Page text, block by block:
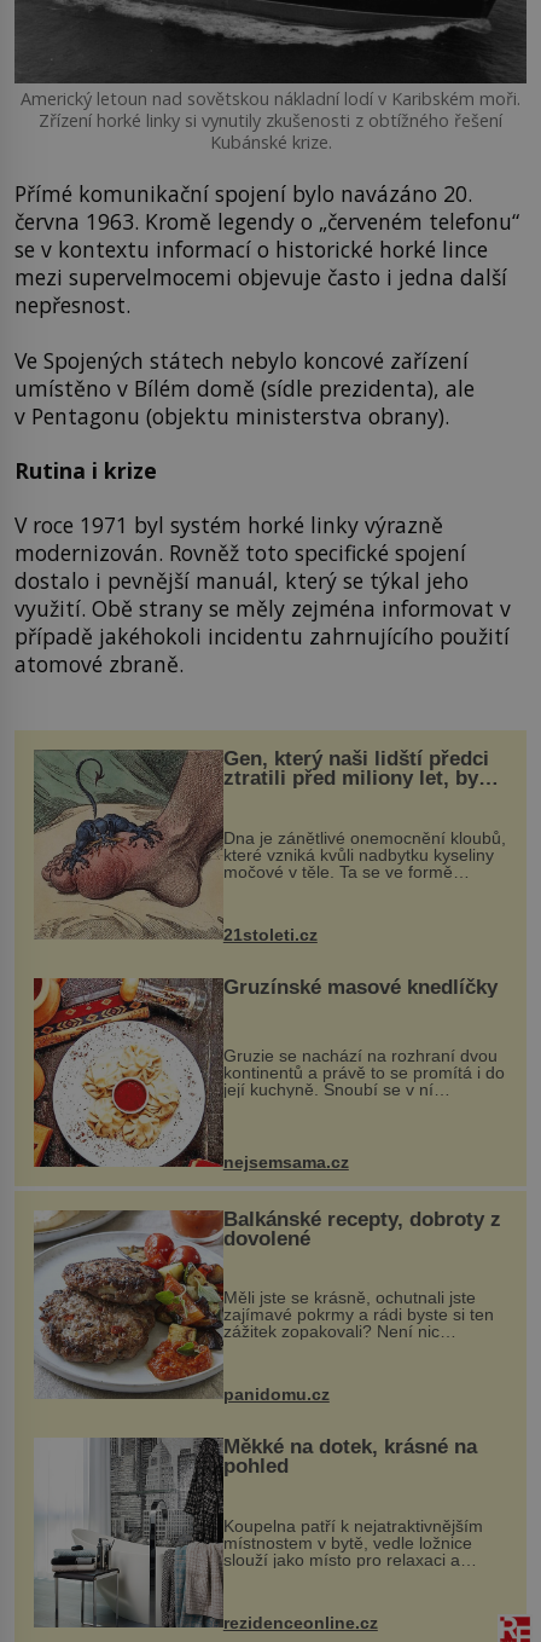
Americký letoun nad sovětskou nákladní lodí v Karibském moři.
Zřízení horké linky si vynutily zkušenosti z obtížného řešení
Kubánské krize.
Přímé komunikační spojení bylo navázáno 20.
června 1963. Kromě legendy o „červeném telefonu“
se v kontextu informací o historické horké lince
mezi supervelmocemi objevuje často i jedna další
nepřesnost.
Ve Spojených státech nebylo koncové zařízení
umístěno v Bílém domě (sídle prezidenta), ale
v Pentagonu (objektu ministerstva obrany).
Rutina i krize
V roce 1971 byl systém horké linky výrazně
modernizován. Rovněž toto specifické spojení
dostalo i pevnější manuál, který se týkal jeho
využití. Obě strany se měly zejména informovat v
případě jakéhokoli incidentu zahrnujícího použití
atomové zbraně.
Gen, který naši lidští předci
ztratili před miliony let, by
mohl pomoci s léčbou
„nemoci králů“
Dna je zánětlivé onemocnění kloubů,
které vzniká kvůli nadbytku kyseliny
močové v těle. Ta se ve formě
nohou, a způsobuje bole...
21stoleti.cz
Gruzínské masové knedlíčky
Gruzie se nachází na rozhraní dvou
kontinentů a právě to se promítá i do
její kuchyně. Snoubí se v ní
evropské a asijské chutě a díky tomu
vznikají rozmanité a chuťově bohaté
pokrmy, které rozhodně st...
nejsemsama.cz
Balkánské recepty, dobroty z
dovolené
Měli jste se krásně, ochutnali jste
zajímavé pokrmy a rádi byste si ten
zážitek zopakovali? Není nic
snazšího. Pljeskavica (10 porcí)
Možná jste ji ochutnali na dovolené v
bývalé Jugoslávii, lze ji vi...
panidomu.cz
Měkké na dotek, krásné na
pohled
Koupelna patří k nejatraktivnějším
místnostem v bytě, vedle ložnice
slouží jako místo pro relaxaci a
odpočinek. Koupelnový textil –
ručníky, osušky a koberečky –
mohou jako mávnutím kouzelného
proutku...
rezidenceonline.cz